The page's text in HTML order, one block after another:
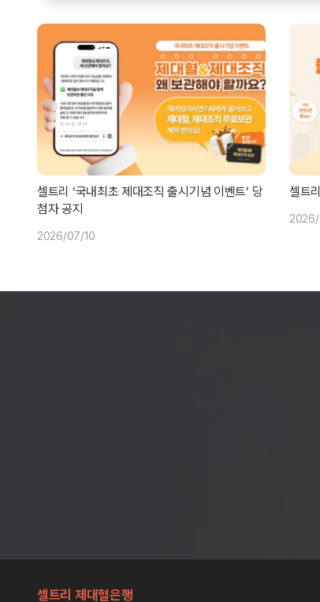
셀트리 ‘국내최초 제대조직 출시기념 이벤트’ 당
첨자 공지
2026/07/10
셀트
셀트리 제대혈은행